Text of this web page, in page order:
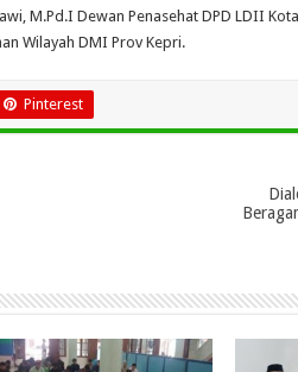
M.Pd.I Dewan Penasehat DPD LDII
Wilayah DMI Prov Kepri.
Pinterest